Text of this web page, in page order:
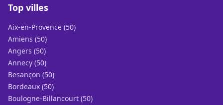
Top villes
Aix-en-Provence (50)
Amiens (50)
Angers (50)
Annecy (50)
Besançon (50)
Bordeaux (50)
Boulogne-Billancourt (50)